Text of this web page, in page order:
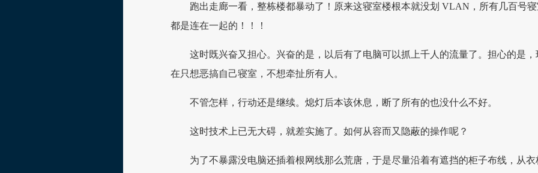
跑出走廊一看，整栋楼都暴动了！原来这寝室楼根本就没划 VLAN，所有几百号
都是连在一起的！！！
这时既兴奋又担心。兴奋的是，以后有了电脑可以抓上千人的流量了。担心的是，
在只想恶搞自己寝室，不想牵扯所有人。
不管怎样，行动还是继续。熄灯后本该休息，断了所有的也没什么不好。
这时技术上已无大碍，就差实施了。如何从容而又隐蔽的操作呢？
为了不暴露没电脑还插着根网线那么荒唐，于是尽量沿着有遮挡的柜子布线，从衣